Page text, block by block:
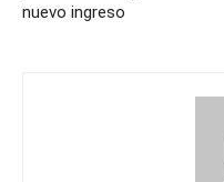
nuevo ingreso